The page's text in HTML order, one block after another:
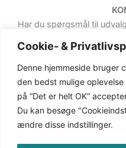
Cookie- &
Denne hjemmeside bruger
den bedst mulige
på “Det er helt OK”
Du kan besøge
ændre disse indstillinger.
Har du spørgsmål til
kan du gøre via